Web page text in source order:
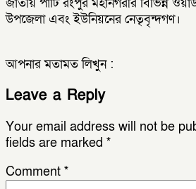
জাতীয় পার্টি রংপুর মহানগরীর বিভিন্ন
উপজেলা এবং ইউনিয়নের নেতৃবৃন্দগণ।
আপনার মতামত লিখুন :
Leave a Reply
Your email address will not be
fields are marked *
Comment *